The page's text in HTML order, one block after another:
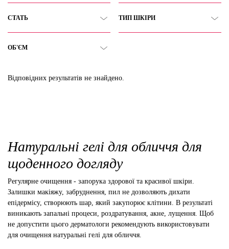
СТАТЬ ТИП ШКІРИ
ОБ'ЄМ
Відповідних результатів не знайдено.
Натуральні гелі для обличчя для
щоденного догляду
Регулярне очищення - запорука здорової та красивої шкіри.
Залишки макіяжу, забруднення, пил не дозволяють дихати
епідермісу, створюють шар, який закупорює клітини. В результаті
виникають запальні процеси, роздратування, акне, лущення. Щоб
не допустити цього дерматологи рекомендують використовувати
для очищення натуральні гелі для обличчя.